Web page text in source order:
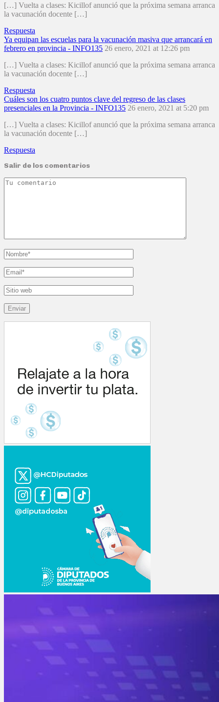
[…] Vuelta a clases: Kicillof anunció que la próxima semana arranca
la vacunación docente […]
Respuesta
Ya equipan las escuelas para la vacunación masiva que arrancará en
febrero en provincia - INFO135 26 enero, 2021 at 12:26 pm
[…] Vuelta a clases: Kicillof anunció que la próxima semana arranca
la vacunación docente […]
Respuesta
Cuáles son los cuatro puntos clave del regreso de las clases
presenciales en la Provincia - INFO135 26 enero, 2021 at 5:20 pm
[…] Vuelta a clases: Kicillof anunció que la próxima semana arranca
la vacunación docente […]
Respuesta
Salir de los comentarios